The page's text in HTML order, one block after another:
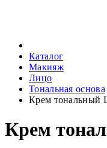
Каталог
Макияж
Лицо
Тональная основа
Крем тональный
Крем